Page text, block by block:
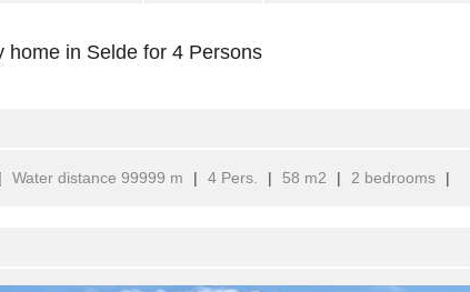
home in Selde for 4 Persons
| Water distance 99999 m | 4 Pers. | 58 m2 | 2 bedrooms |